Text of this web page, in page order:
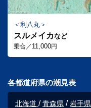
利八丸
スルメイカなど
乗合／ 11,000円
各都道府県の潮見表
北海道 青森県 岩手県